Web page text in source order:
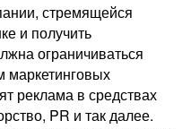
стремящейся
и получить
ограничиваться
маркетинговых
реклама в средствах
PR и так далее.